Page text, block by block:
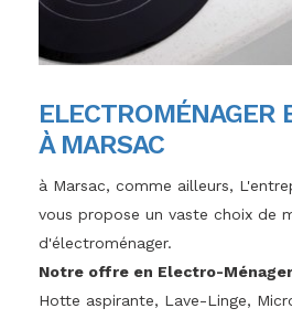
ELECTROMÉNAGER
À MARSAC
à Marsac, comme ailleurs,
vous propose un vaste choix de
d'électroménager.
Notre offre en Electro-
Hotte aspirante, Lave-Linge,